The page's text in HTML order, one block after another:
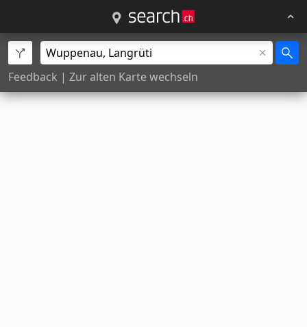
Feedback | Zur alten Karte wechseln